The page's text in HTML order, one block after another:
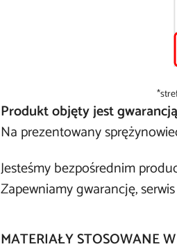
Produkt objęty jest
Na prezentowany
Jesteśmy bezpośrednim
Zapewniamy gwarancję,
MATERIAŁY STOSOWANE